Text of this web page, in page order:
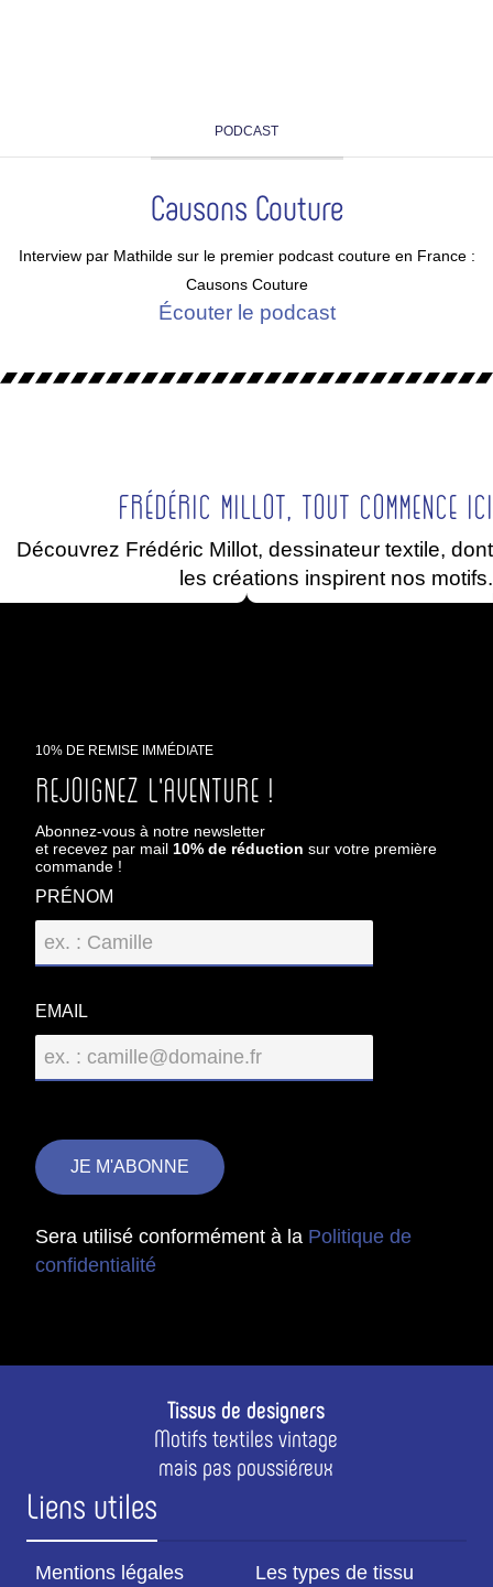
PODCAST
Causons Couture
Interview par Mathilde sur le premier podcast couture en France :
Causons Couture
Écouter le podcast
Frédéric Millot, tout commence ici
Découvrez Frédéric Millot, dessinateur textile, dont
les créations inspirent nos motifs.
10% DE REMISE IMMÉDIATE
Rejoignez l'aventure !
Abonnez-vous à notre newsletter
et recevez par mail 10% de réduction sur votre première
commande !
PRÉNOM
EMAIL
Sera utilisé conformément à la Politique de
confidentialité
Tissus de designers
Motifs textiles vintage
mais pas poussiéreux
Liens utiles
Mentions légales
Les types de tissu